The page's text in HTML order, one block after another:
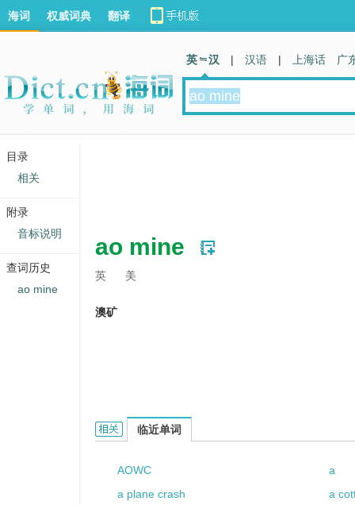
ao mine
英 美
澳矿
Ao mine的相关资料：
临近单词
AOWC
a
a plane crash
a
海词 权威词典 翻译
英 汉 | 汉语 | 上海话 广
目录
相关
附录
音标说明
查词历史
ao mine